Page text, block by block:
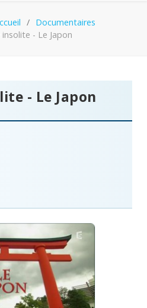
Documentaires
insolite - Le Japon
- Le Japon